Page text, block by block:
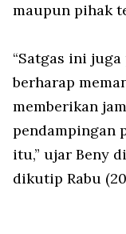
maupun pihak
“Satgas ini
berharap
memberikan
pendampingan
itu,” ujar Beny
dikutip Rabu